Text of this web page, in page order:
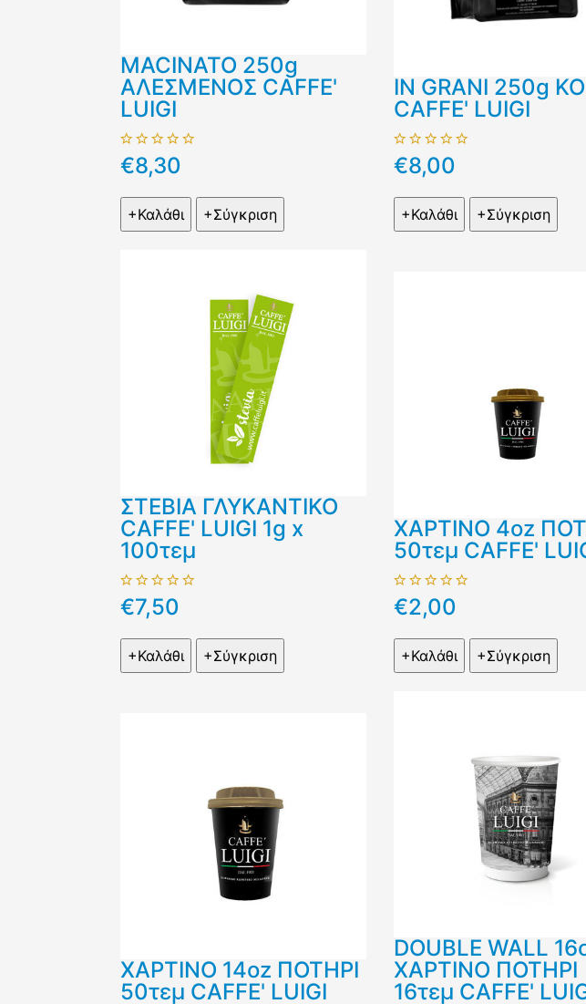
MACINATO 250g
ΑΛΕΣΜΕΝΟΣ CAFFE'
LUIGI
€8,30
IN GRANI 250g
CAFFE' LUIGI
€8,00
ΣΤΕΒΙΑ ΓΛΥΚΑΝΤΙΚΟ
CAFFE' LUIGI 1g x
100τεμ
€7,50
ΧΑΡΤΙΝΟ 4oz
50τεμ CAFFE'
€2,00
ΧΑΡΤΙΝΟ 14oz ΠΟΤΗΡΙ
50τεμ CAFFE' LUIGI
DOUBLE WALL
ΧΑΡΤΙΝΟ ΠΟΤΗΡΙ
16τεμ CAFFE'